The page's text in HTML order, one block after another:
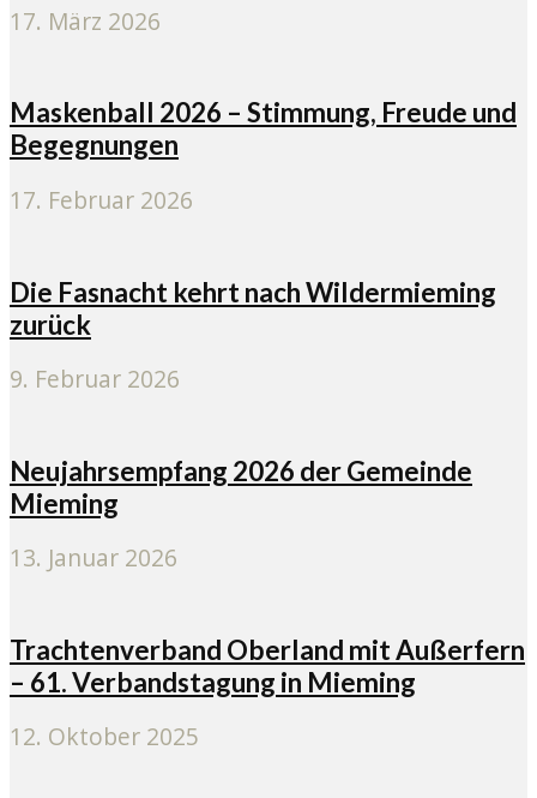
17. März 2026
Maskenball 2026 – Stimmung, Freude und
Begegnungen
17. Februar 2026
Die Fasnacht kehrt nach Wildermieming
zurück
9. Februar 2026
Neujahrsempfang 2026 der Gemeinde
Mieming
13. Januar 2026
Trachtenverband Oberland mit Außerfern
– 61. Verbandstagung in Mieming
12. Oktober 2025